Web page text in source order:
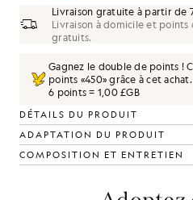
Livraison gratuite à partir de
Livraison à domicile et
gratuits.
Gagnez le double de points !
points «450» grâce à cet achat.
6 points = 1,00 £GB
DÉTAILS DU PRODUIT
ADAPTATION DU PRODUIT
COMPOSITION ET ENTRETIEN